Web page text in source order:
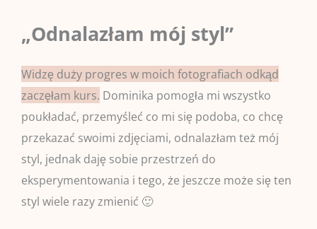
„Odnalazłam mój styl”
Widzę duży progres w moich fotografiach odkąd
zaczęłam kurs. Dominika pomogła mi wszystko
poukładać, przemyśleć co mi się podoba, co chcę
przekazać swoimi zdjęciami, odnalazłam też mój
styl, jednak daję sobie przestrzeń do
eksperymentowania i tego, że jeszcze może się ten
styl wiele razy zmienić 🙂